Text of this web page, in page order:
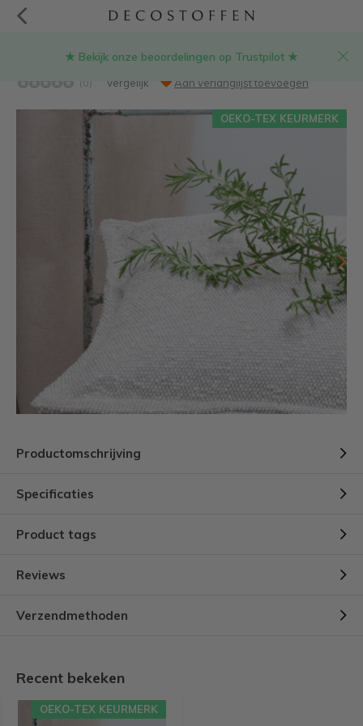
★ Bekijk onze beoordelingen op Trustpilot ★
Ecru boucle stof
(0) Vergelijk Aan verlanglijst toevoegen
OEKO-TEX KEURMERK
Productomschrijving
Specificaties
Product tags
Reviews
Verzendmethoden
Recent bekeken
OEKO-TEX KEURMERK